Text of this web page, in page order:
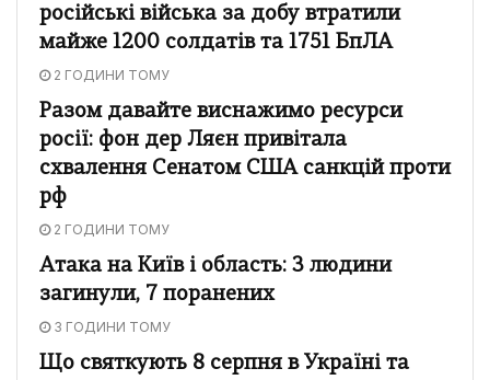
російські війська за добу втратили
майже 1200 солдатів та 1751 БпЛА
2 ГОДИНИ ТОМУ
Разом давайте виснажимо ресурси
росії: фон дер Ляєн привітала
схвалення Сенатом США санкцій проти
рф
2 ГОДИНИ ТОМУ
Атака на Київ і область: 3 людини
загинули, 7 поранених
3 ГОДИНИ ТОМУ
Що святкують 8 серпня в Україні та